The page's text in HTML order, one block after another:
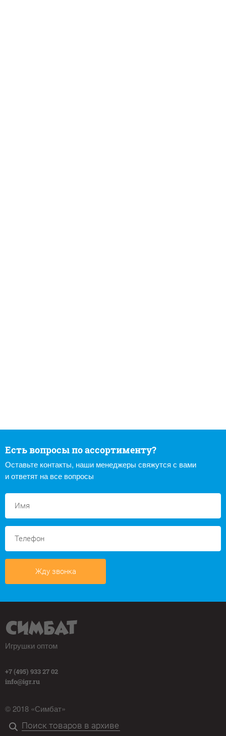
Есть вопросы по ассортименту?
Оставьте контакты, наши менеджеры свяжутся с вами
и ответят на все вопросы
Жду звонка
Игрушки оптом
+7 (495) 933 27 02
info@igr.ru
© 2018 «Симбат»